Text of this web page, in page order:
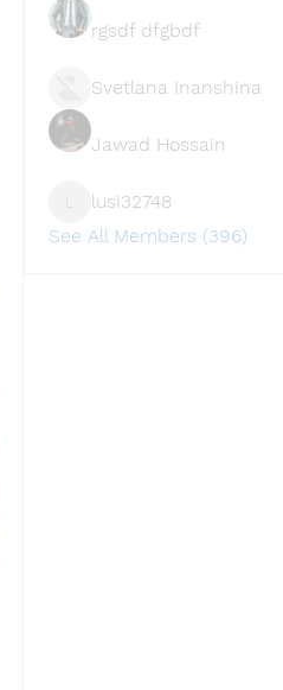
rgsdf dfgbdf
Svetlana Inanshina
Jawad Hossain
lusi32748
See All Members (396)